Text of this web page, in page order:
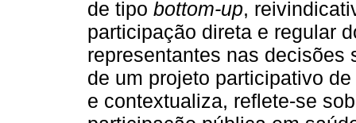
de tipo bottom-up,
participação direta e regular
representantes nas decisões
de um projeto participativo
e contextualiza, reflete-se